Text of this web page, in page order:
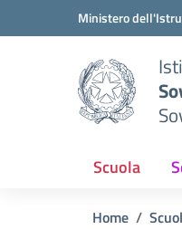
Vai ai contenuti
Vai al menu di navigazione
Ministero
Scuola
Home